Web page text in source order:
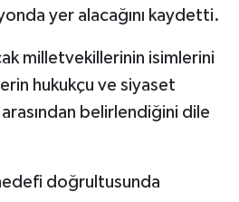
yer alacağını kaydetti.
milletvekillerinin isimlerini
hukukçu ve siyaset
belirlendiğini dile
doğrultusunda